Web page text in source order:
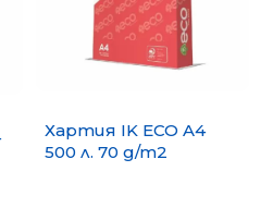
Хартия IK ECO A4
500 л. 70 g/m2